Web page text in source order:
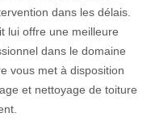
dans les délais.
lui offre une meilleure
dans le domaine
vous met à disposition
et nettoyage de toiture